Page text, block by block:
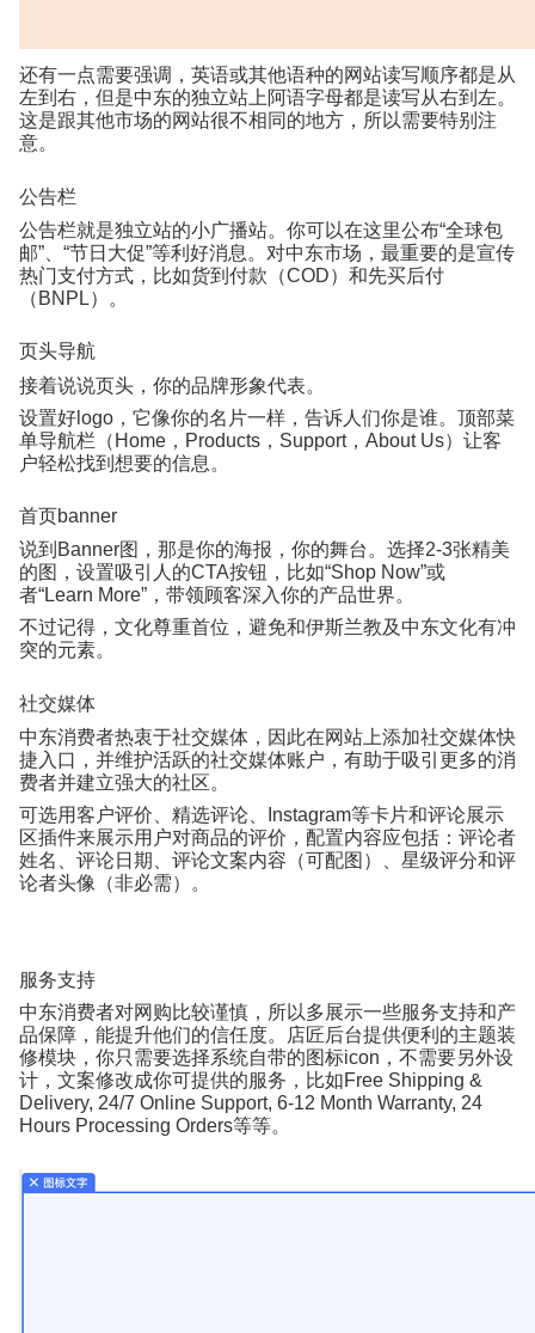
还有一点需要强调，英语或其他语种的网站读写顺序都是从
左到右，但是中东的独立站上阿语字母都是读写从右到左。
这是跟其他市场的网站很不相同的地方，所以需要特别注
意。
公告栏
公告栏就是独立站的小广播站。你可以在这里公布“全球包
邮” “节日大促”等利好消息。对中东市场，最重要的是宣传
热门支付方式，比如货到付款（COD）和先买后付
（ BNPL）。
页头导航
接着说说页头，你的品牌形象代表。
设置好 logo ，它像你的名片一样，告诉人们你是谁。顶部菜
单导航栏（ Home ， Products ， Support， About Us）让客
户轻松找到想要的信息。
首页banner
说到 Banner图，那是你的海报，你的舞台。选择2-3张精美
的图，设置吸引人的CTA按钮，比如“Shop Now”或
者“Learn More” ，带领顾客深入你的产品世界。
不过记得，文化尊重首位，避免和伊斯兰教及中东文化有冲
突的元素。
社交媒体
中东消费者热衷于社交媒体，因此在网站上添加社交媒体快
捷入口，并维护活跃的社交媒体账户，有助于吸引更多的消
费者并建立强大的社区。
可选用客户评价、精选评论、
Instagram等卡片和评论展示
区插件来展示用户对商品的评价，配置内容应包括：评论者
姓名、评论日期、评论文案内容（可配图）、星级评分和评
论者头像（非必需）。
服务支持
中东消费者对网购比较谨慎，所以多展示一些服务支持和产
品保障，能提升他们的信任度。店匠后台提供便利的主题装
修模块，你只需要选择系统自带的图标icon ，不需要另外设
计，文案修改成你可提供的服务，比如Free Shipping &
Delivery, 24/7 Online Support, 6-12 Month Warranty, 24
Hours Processing Orders等等。